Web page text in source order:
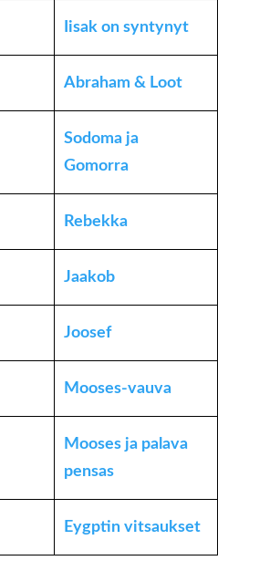
Iisak on syntynyt
Abraham & Loot
Sodoma ja
Gomorra
Rebekka
Jaakob
Joosef
Mooses-vauva
Mooses ja palava
pensas
Eygptin vitsaukset